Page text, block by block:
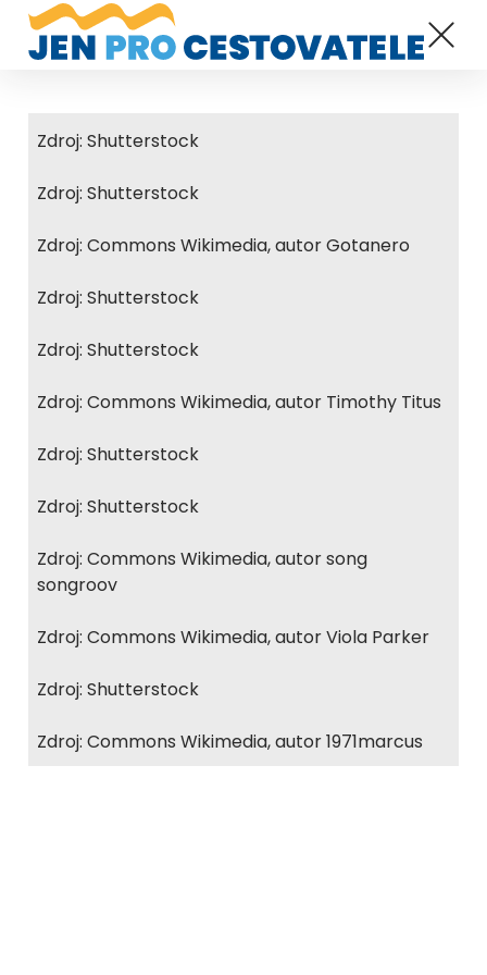
Zdroj: Shutterstock
Zdroj: Shutterstock
Zdroj: Commons Wikimedia, autor Gotanero
Zdroj: Shutterstock
Zdroj: Shutterstock
Zdroj: Commons Wikimedia, autor Timothy Titus
Zdroj: Shutterstock
Zdroj: Shutterstock
Zdroj: Commons Wikimedia, autor song
songroov
Zdroj: Commons Wikimedia, autor Viola Parker
Zdroj: Shutterstock
Zdroj: Commons Wikimedia, autor 1971marcus